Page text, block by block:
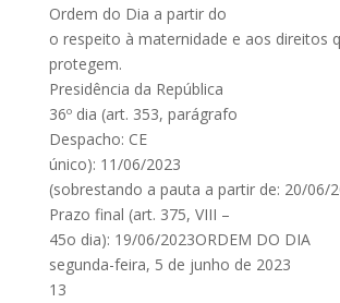
Ordem do Dia a partir do
o respeito à maternidade e aos direitos
protegem.
Presidência da República
36º dia (art. 353, parágrafo
Despacho: CE
único): 11/06/2023
(sobrestando a pauta a partir de: 20/06/
Prazo final (art. 375, VIII –
45o dia): 19/06/2023ORDEM DO DIA
segunda-feira, 5 de junho de 2023
13